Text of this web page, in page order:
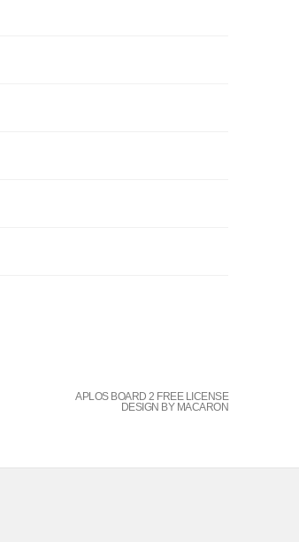
APLOS BOARD 2 FREE LICENSE
DESIGN BY MACARON